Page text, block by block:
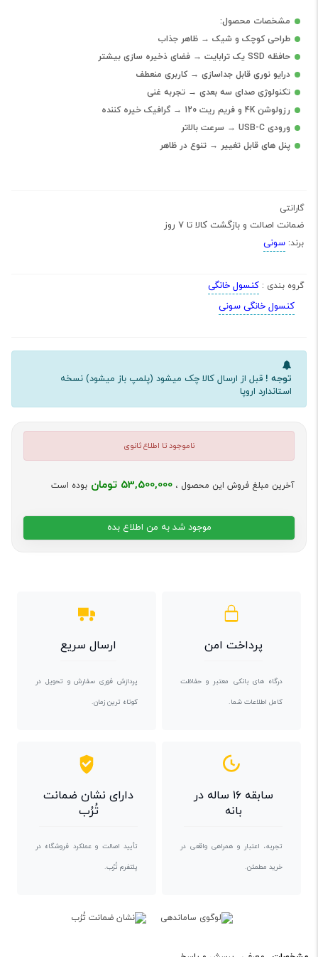
مشخصات محصول:
طراحی کوچک و شیک → ظاهر جذاب
حافظه SSD یک ترابایت → فضای ذخیره سازی بیشتر
درایو نوری قابل جداسازی → کاربری منعطف
تکنولوژی صدای سه بعدی → تجربه غنی
رزولوشن 4K و فریم ریت 120 → گرافیک خیره کننده
ورودی USB-C → سرعت بالاتر
پنل های قابل تغییر → تنوع در ظاهر
گارانتی
ضمانت اصالت و بازگشت کالا تا 7 روز
برند: سونی
گروه بندی : کنسول خانگی
کنسول خانگی سونی
توجه ! قبل از ارسال کالا چک میشود (پلمپ باز میشود) نسخه
استاندارد اروپا
ناموجود تا اطلاع ثانوی
آخرین مبلغ فروش این محصول ، 53,500,000 تومان بوده است
موجود شد به من اطلاع بده
پرداخت امن
درگاه های بانکی معتبر و حفاظت
کامل اطلاعات شما.
ارسال سریع
پردازش فوری سفارش و تحویل در
کوتاه ترین زمان.
سابقه ۱۶ ساله در
بانه
تجربه، اعتبار و همراهی واقعی در
خرید مطمئن.
دارای نشان ضمانت
تُرُب
تأیید اصالت و عملکرد فروشگاه در
پلتفرم تُرُب.